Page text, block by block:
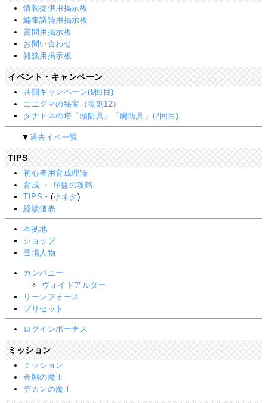
情報提供用掲示板
編集議論用掲示板
質問用掲示板
お問い合わせ
雑談用掲示板
イベント・キャンペーン
共闘キャンペーン(9回目)
エニグマの秘宝（復刻12）
タナトスの塔「頭防具」「腕防具」(2回目)
▼ 過去イベ一覧
TIPS
初心者用育成理論
育成 ・ 序盤の攻略
TIPS ・(小ネタ )
経験値表
本拠地
ショップ
登場人物
カンパニー
ヴォイドアルター
リーンフォース
プリセット
ログインボーナス
ミッション
ミッション
金剛の魔王
デカンの魔王